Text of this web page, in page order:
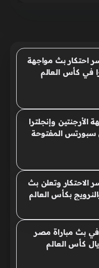
احتكار بث مواجهة
في كأس العالم
الأرجنتين وإنجلترا
سبورتس المفتوحة
الاحتكار وتعلن بث
بكأس العالم
في بث مباراة مصر
كأس العالم